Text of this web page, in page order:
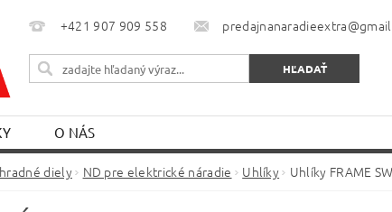
+421 907 909 558
O NÁS
diely ND pre elektrické náradie Uhlíky Uhlíky FRAME